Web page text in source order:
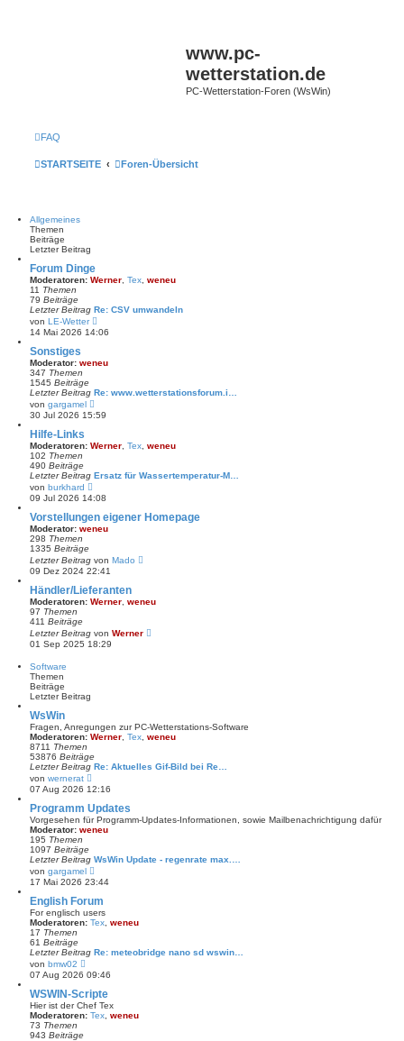
www.pc-
wetterstation.de
PC-Wetterstation-Foren (WsWin)
FAQ
STARTSEITE Foren-Übersicht
Allgemeines
Themen
Beiträge
Letzter Beitrag
Forum Dinge
Moderatoren: Werner Tex weneu
11 Themen
79 Beiträge
Letzter Beitrag Re: CSV umwandeln
von LE-Wetter
e
u
t
r
B
i
a
14 Mai 2026 14:06
Sonstiges
Moderator: weneu
347 Themen
1545 Beiträge
Letzter Beitrag Re: www.wetterstationsforum.i…
von gargamel
e
u
s
t
r
B
i
r
a
30 Jul 2026 15:59
Hilfe-Links
Moderatoren: Werner Tex weneu
102 Themen
490 Beiträge
Letzter Beitrag Ersatz für Wassertemperatur-M…
von burkhard
e
u
e
s
t
B
e
t
r
09 Jul 2026 14:08
Vorstellungen eigener Homepage
Moderator: weneu
298 Themen
1335 Beiträge
Letzter Beitrag von Mado
t
B
09 Dez 2024 22:41
Händler/Lieferanten
Moderatoren: Werner weneu
97 Themen
411 Beiträge
Letzter Beitrag von Werner
i
t
g
01 Sep 2025 18:29
Software
Themen
Beiträge
Letzter Beitrag
WsWin
Fragen, Anregungen zur PC-Wetterstations-Software
Moderatoren: Werner Tex weneu
8711 Themen
53876 Beiträge
Letzter Beitrag Re: Aktuelles Gif-Bild bei Re…
von wernerat
e
u
e
s
t
e
B
e
i
t
a
g
07 Aug 2026 12:16
Programm Updates
Vorgesehen für Programm-Updates-Informationen, sowie Mailbenachrichtigung dafür
Moderator: weneu
195 Themen
1097 Beiträge
Letzter Beitrag WsWin Update - regenrate max.…
von gargamel
e
u
e
s
t
e
B
e
t
a
g
17 Mai 2026 23:44
English Forum
For englisch users
Moderatoren: Tex weneu
17 Themen
61 Beiträge
Letzter Beitrag Re: meteobridge nano sd wswin…
von bmw02
e
u
e
s
t
e
07 Aug 2026 09:46
WSWIN-Scripte
Hier ist der Chef Tex
Moderatoren: Tex weneu
73 Themen
943 Beiträge